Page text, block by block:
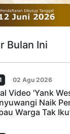
Bulan Ini
02 Agu 2026
Video 'Yank
Naik
Warga Tak